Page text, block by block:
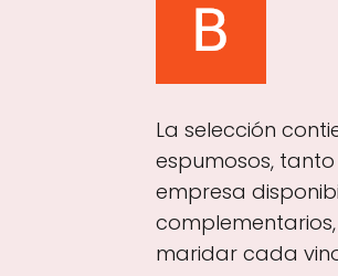
La selección
espumosos,
empresa
maridar cada